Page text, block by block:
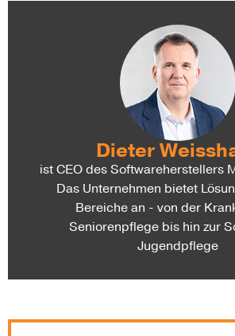
Dieter
ist CEO des Softwareherstellers
Das Unternehmen bietet
Bereiche an - von der
Seniorenpflege bis hin zur
Jugendpflege